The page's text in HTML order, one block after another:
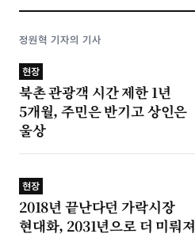
정원혁 기자의 기사
현장
북촌 관광객 시간 제한 1년
5개월, 주민은 반기고 상인은
울상
현장
2018년 끝난다던 가락시장
현대화, 2031년으로 더 미뤄져